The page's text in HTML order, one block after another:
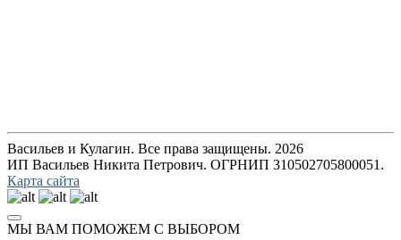
Васильев и Кулагин. Все права защищены. 2026
ИП Васильев Никита Петрович. ОГРНИП 310502705800051.
Карта сайта
МЫ ВАМ ПОМОЖЕМ С ВЫБОРОМ